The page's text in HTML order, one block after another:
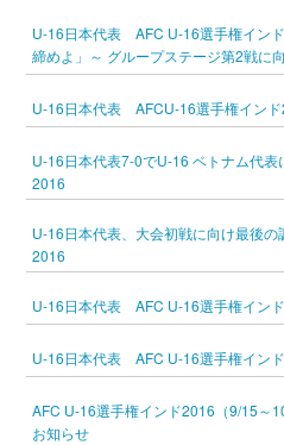
U-16日本代表 AFC U-16選手権イン
締めよ」～ グループステージ第2戦に
U-16日本代表 AFCU-16選手権イン
U-16日本代表7-0でU-16 ベトナム代
2016
U-16日本代表、大会初戦に向け最後
2016
U-16日本代表 AFC U-16選手権イン
U-16日本代表 AFC U-16選手権イン
AFC U-16選手権インド2016（9/15
お知らせ